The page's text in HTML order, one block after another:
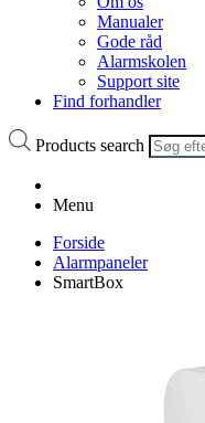
Manualer
Gode råd
Alarmskolen
Support site
Find forhandler
Products search
Menu
Forside
Alarmpaneler
SmartBox